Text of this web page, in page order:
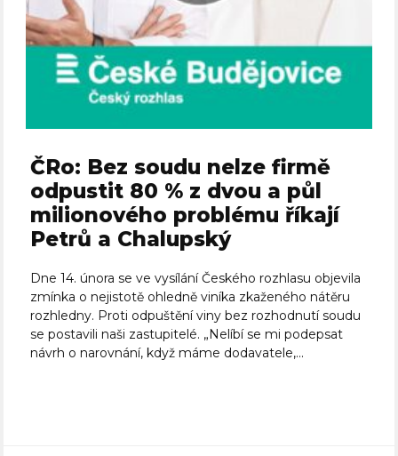
ČRo: Bez soudu nelze firmě
odpustit 80 % z dvou a půl
milionového problému říkají
Petrů a Chalupský
Dne 14. února se ve vysílání Českého rozhlasu objevila
zmínka o nejistotě ohledně viníka zkaženého nátěru
rozhledny. Proti odpuštění viny bez rozhodnutí soudu
se postavili naši zastupitelé. „Nelíbí se mi podepsat
návrh o narovnání, když máme dodavatele,...